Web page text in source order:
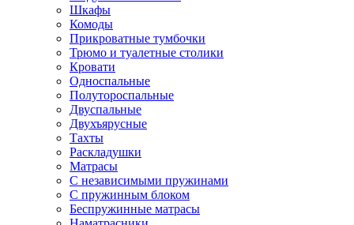
Шкафы
Комоды
Прикроватные тумбочки
Трюмо и туалетные столики
Кровати
Односпальные
Полутороспальные
Двуспальные
Двухъярусные
Тахты
Раскладушки
Матрасы
С независимыми пружинами
С пружинным блоком
Беспружинные матрасы